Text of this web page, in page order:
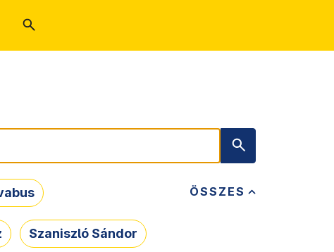
ÖSSZES
Szaniszló Sándor